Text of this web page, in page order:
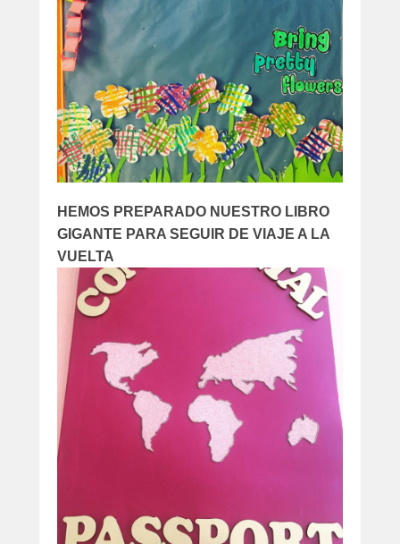
HEMOS PREPARADO NUESTRO LIBRO
GIGANTE PARA SEGUIR DE VIAJE A LA
VUELTA